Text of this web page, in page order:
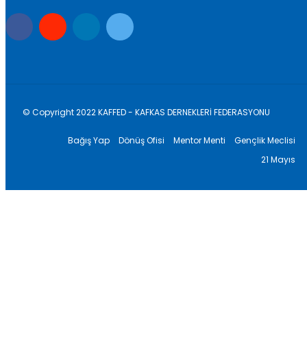
© Copyright 2022 KAFFED - KAFKAS DERNEKLERİ FEDERASYONU
Bağış Yap Dönüş Ofisi Mentor Menti
Gençlik Meclisi
21 Mayıs